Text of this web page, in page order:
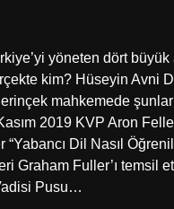
yöneten dört
kim? Hüseyin Avni
mahkemede
2019 KVP Aron
“Yabancı Dil Nasıl
Graham Fuller’ı temsil
Pusu…